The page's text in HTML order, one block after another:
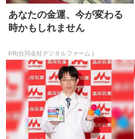
あなたの金運、今が変わる
時かもしれません
PR(合同会社デジタルファーム )